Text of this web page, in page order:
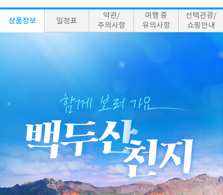
상품정보 일정표
약관/
주의사항
여행 중
유의사항
선택관광/
쇼핑안내